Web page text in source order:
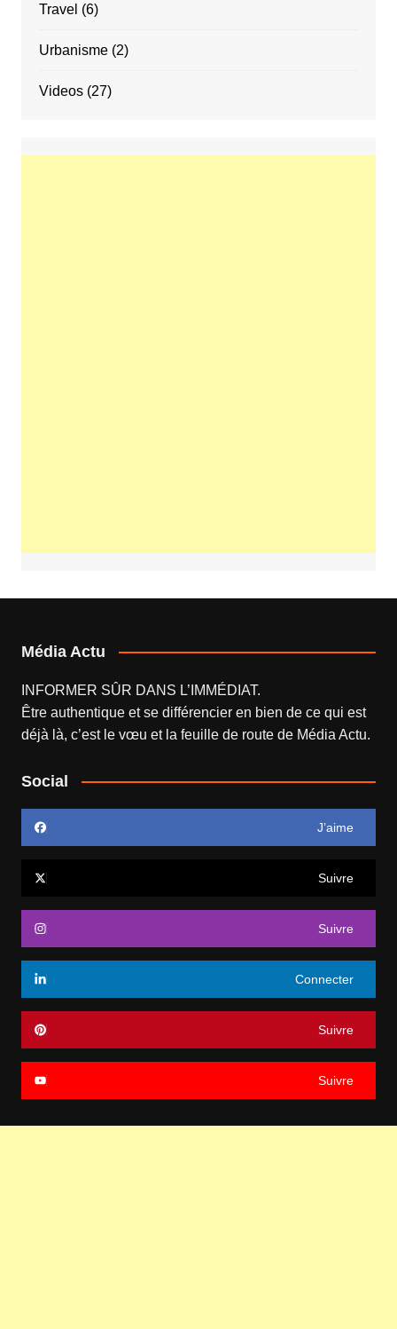
Travel (6)
Urbanisme(2)
Videos(27)
Média Actu
INFORMER SÛR DANS L’IMMÉDIAT.
Être authentique et se différencier en bien de ce qui est
déjà là, c’est le vœu et la feuille de route de Média Actu.
Social
J’aime
Suivre
Suivre
Connecter
Suivre
Suivre